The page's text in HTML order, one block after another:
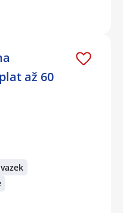
až 60